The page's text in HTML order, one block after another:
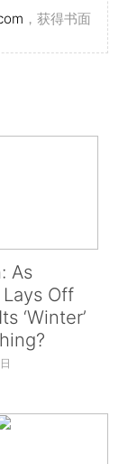
，获得书面
As
Off
‘Winter’